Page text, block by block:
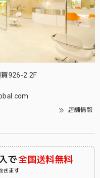
926-2 2F
店舗情報
で全国送料無料
きます